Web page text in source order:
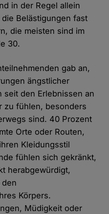
in der Regel allein
Belästigungen fast
die meisten sind im
30.
gab an,
ängstlicher
den Erlebnissen an
zu fühlen, besonders
sind. 40 Prozent
Orte oder Routen,
Kleidungsstil
fühlen sich gekränkt,
herabgewürdigt,
Körpers.
Müdigkeit oder